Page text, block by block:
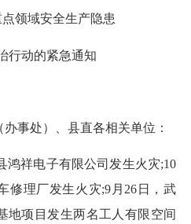
领域安全生产隐患
行动的紧急通知
事处）、县直各相关单位：
鸿祥电子有限公司发生火灾;10
修理厂发生火灾;9月26日，武
地项目发生两名工人有限空间